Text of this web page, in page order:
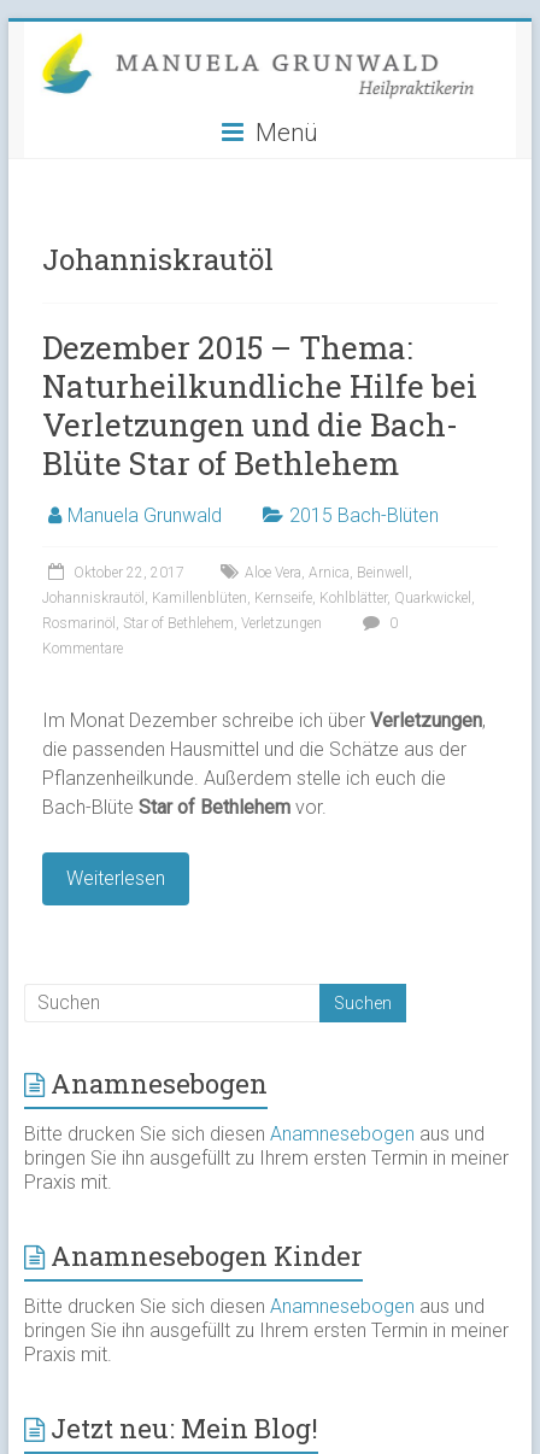
content
Manuela
Grunwald
Menü
Johanniskrautöl
Dezember 2015 – Thema:
Naturheilkundliche Hilfe bei
Verletzungen und die Bach-
Blüte Star of Bethlehem
Manuela Grunwald 2015 Bach-Blüten
Oktober 22, 2017 Aloe Vera Arnica Beinwell
Johanniskrautöl
Kamillenblüten Kernseife, Kohlblätter, Quarkwickel
Rosmarinöl
Star of Bethlehem Verletzungen
0
Kommentare
Im Monat Dezember schreibe ich über Verletzungen,
die passenden Hausmittel und die Schätze aus der
Pflanzenheilkunde. Außerdem stelle ich euch die
Bach-Blüte Star of Bethlehemvor.
Weiterlesen
Anamnesebogen
Bitte drucken Sie sich diesen Anamnesebogen aus und
bringen Sie ihn ausgefüllt zu Ihrem ersten Termin in meiner
Praxis mit.
Anamnesebogen Kinder
Bitte drucken Sie sich diesen Anamnesebogen aus und
bringen Sie ihn ausgefüllt zu Ihrem ersten Termin in meiner
Praxis mit.
Jetzt neu: Mein Blog!